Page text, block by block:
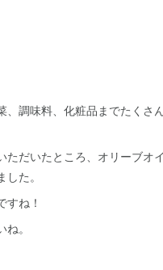
調味料、化粧品までたくさ
だいたところ、オリーブオ
た。
ね！
。